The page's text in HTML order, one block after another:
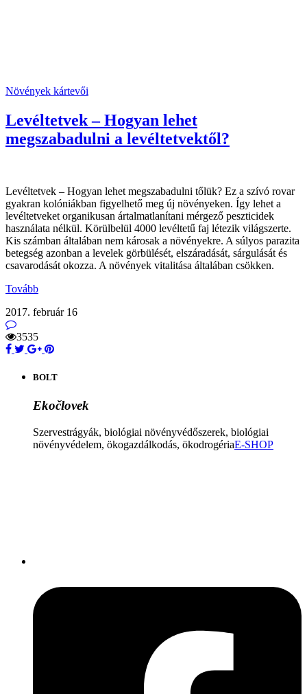
Növények kártevői
Levéltetvek – Hogyan lehet
megszabadulni a levéltetvektől?
Levéltetvek – Hogyan lehet megszabadulni tőlük? Ez a szívó rovar
gyakran kolóniákban figyelhető meg új növényeken. Így lehet a
levéltetveket organikusan ártalmatlanítani mérgező peszticidek
használata nélkül. Körülbelül 4000 levéltetű faj létezik világszerte.
Kis számban általában nem károsak a növényekre. A súlyos parazita
betegség azonban a levelek görbülését, elszáradását, sárgulását és
csavarodását okozza. A növények vitalitása általában csökken.
Tovább
2017. február 16
3535
BOLT
Ekočlovek
Szervestrágyák, biológiai növényvédőszerek, biológiai
növényvédelem, ökogazdálkodás, ökodrogériaE-SHOP